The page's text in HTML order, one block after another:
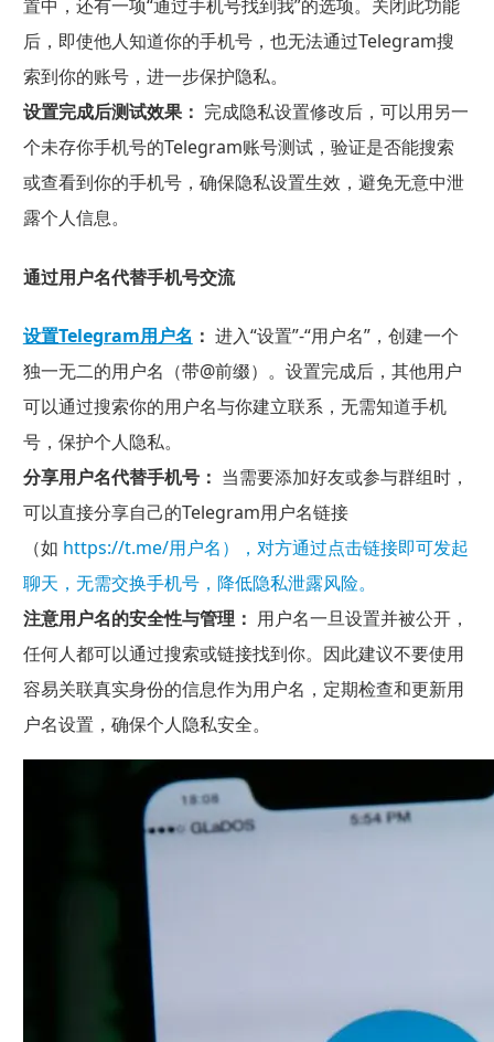
置中，还有一项“通过手机号找到我”的选项。关闭此功能
后，即使他人知道你的手机号，也无法通过Telegram搜
索到你的账号，进一步保护隐私。
设置完成后测试效果： 完成隐私设置修改后，可以用另一
个未存你手机号的Telegram账号测试，验证是否能搜索
或查看到你的手机号，确保隐私设置生效，避免无意中泄
露个人信息。
通过用户名代替手机号交流
设置Telegram用户名 ： 进入“设置”-“用户名”，创建一个
独一无二的用户名（带@前缀）。设置完成后，其他用户
可以通过搜索你的用户名与你建立联系，无需知道手机
号，保护个人隐私。
分享用户名代替手机号： 当需要添加好友或参与群组时，
可以直接分享自己的Telegram用户名链接
（如 https://t.me/用户名），对方通过点击链接即可发起
聊天，无需交换手机号，降低隐私泄露风险。
注意用户名的安全性与管理： 用户名一旦设置并被公开，
任何人都可以通过搜索或链接找到你。因此建议不要使用
容易关联真实身份的信息作为用户名，定期检查和更新用
户名设置，确保个人隐私安全。